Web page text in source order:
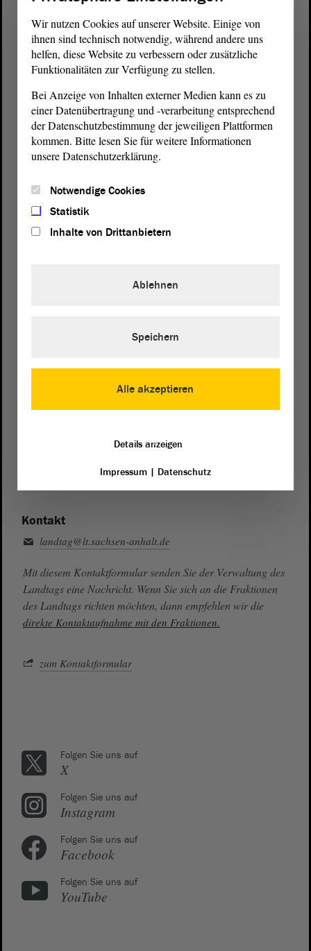
Landtagvon Sachsen-Anhalt
Domplatz 6–9
39104 Magdeburg
0391 / 560 - 0
Presse- und Öffentlichkeitsarbeit
Kontakt
landtag@lt.sachsen-anhalt.de
Mit diesem Kontaktformular senden Sie der Verwaltung des
Landtags eine Nachricht. Wenn Sie sich an die Fraktionen
des Landtags richten möchten, dann empfehlen wir die
direkte Kontaktaufnahme mit den Fraktionen.
zum Kontaktformular
Folgen Sie uns auf
X
Folgen Sie uns auf
Instagram
Folgen Sie uns auf
Facebook
Folgen Sie uns auf
YouTube
Wir nutzen Cookies auf unserer Website. Einige von
ihnen sind technisch notwendig, während andere uns
helfen, diese Website zu verbessern oder zusätzliche
Funktionalitäten zur Verfügung zu stellen.
Bei Anzeige von Inhalten externer Medien kann es zu
einer Datenübertragung und -verarbeitung entsprechend
der Datenschutzbestimmung der jeweiligen Plattformen
kommen. Bitte lesen Sie für weitere Informationen
unsere Datenschutzerklärung.
Notwendige Cookies
Statistik
Inhalte von Drittanbietern
Alle akzeptieren
Ablehnen
Speichern
Details anzeigen
Impressum| Datenschutz